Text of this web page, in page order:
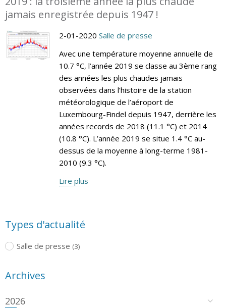
jamais enregistrée depuis 1947 !
2-01-2020 Salle de presse
Avec une température moyenne annuelle de
10.7 °C, l’année 2019 se classe au 3ème rang
des années les plus chaudes jamais
observées dans l’histoire de la station
météorologique de l’aéroport de
Luxembourg-Findel depuis 1947, derrière les
années records de 2018 (11.1 °C) et 2014
(10.8 °C). L’année 2019 se situe 1.4 °C au-
dessus de la moyenne à long-terme 1981-
2010 (9.3 °C).
Lire plus
Types d'actualité
Salle de presse (3)
Archives
2026